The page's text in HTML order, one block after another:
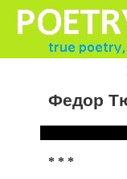
Федор
* * *